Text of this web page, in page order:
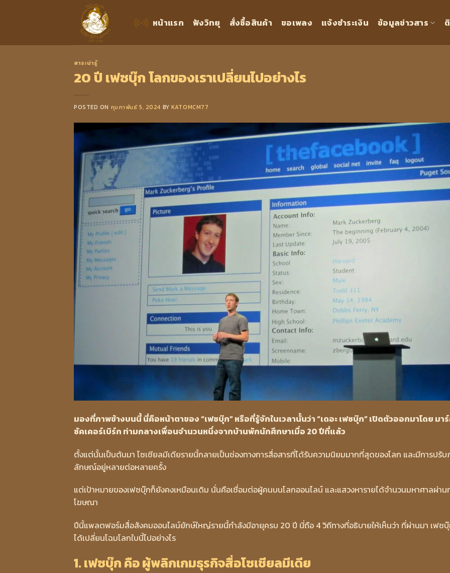
หน้าแรก ฟังวิทยุ สั่งซื้อสินค้า ขอเพลง แจ้งชำระเงิน ข้อมูลข่าวสาร
สาระน่ารู้
20 ปี เฟซบุ๊ก โลกของเราเปลี่ยนไปอย่างไร
POSTED ON กุมภาพันธ์ 5, 2024 BY KATOMCM77
มองที่ภาพข้างบนนี้ นี่คือหน้าตาของ “เฟซบุ๊ก” หรือที่รู้จักในเวลานั้นว่า “เดอะ เฟซบุ๊ก” เปิดตัวออกมาโดย มา
ซัคเคอร์เบิร์ก ท่ามกลางเพื่อนจำนวนหนึ่งจากบ้านพักนักศึกษาเมื่อ 20 ปีที่แล้ว
ตั้งแต่นั้นเป็นต้นมา โซเชียลมีเดียรายนี้กลายเป็นช่องทางการสื่อสารที่ได้รับความนิยมมากที่สุดของโลก และมีการปรับ
ลักษณ์อยู่หลายต่อหลายครั้ง
แต่เป้าหมายของเฟซบุ๊กก็ยังคงเหมือนเดิม นั่นคือเชื่อมต่อผู้คนบนโลกออนไลน์ และแสวงหารายได้จำนวนมหาศาลผ่าน
โฆษณา
ปีนี้แพลตฟอร์มสื่อสังคมออนไลน์ยักษ์ใหญ่รายนี้กำลังมีอายุครบ 20 ปี นี่ถือ 4 วิถีทางที่อธิบายให้เห็นว่า ที่ผ่านมา เฟซ
ได้เปลี่ยนโฉมโลกใบนี้ไปอย่างไร
1. เฟซบุ๊ก คือ ผู้พลิกเกมธุรกิจสื่อโซเชียลมีเดีย